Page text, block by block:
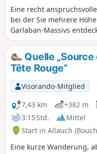
Eine recht
bei der Sie mehrere
Garlaban-Massivs
wie den Col de
und die Barre Coupé, die
Grive (eine seltsame,
Ebene), den Col du Tubé
Taoumé. All dies mit
360°-Ausblicken über die
Region. Die Ebene ist
verwechseln mit der
Tourdres (Drosseln auf
die sich oberhalb von
Quelle
Tête Rouge”
Visorando-Mitglied
7,43 km
+382 m
3:15 Std.
Mittel
Start in Allauch
Eine kurze Wanderung,